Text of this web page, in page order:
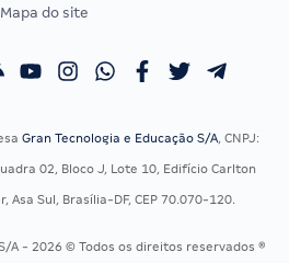
Calendário OAB
Mapa do site
Gran Tecnologia e Educação S/A, CNPJ:
02, Bloco J, Lote 10, Edifício Carlton
Asa Sul, Brasília-DF, CEP 70.070-120.
A - 2026 © Todos os direitos reservados ®